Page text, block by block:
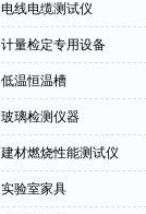
电线电缆测试仪
计量检定专用设备
低温恒温槽
玻璃检测仪器
建材燃烧性能测试仪
实验室家具